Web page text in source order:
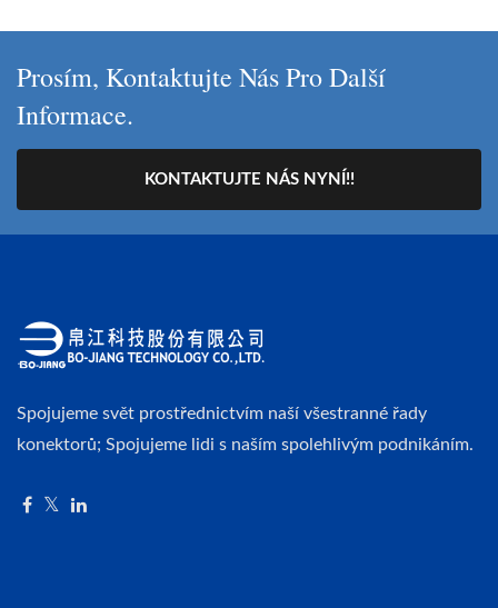
Prosím, Kontaktujte Nás Pro Další
Informace.
KONTAKTUJTE NÁS NYNÍ!!
Spojujeme svět prostřednictvím naší všestranné řady
konektorů; Spojujeme lidi s naším spolehlivým podnikáním.